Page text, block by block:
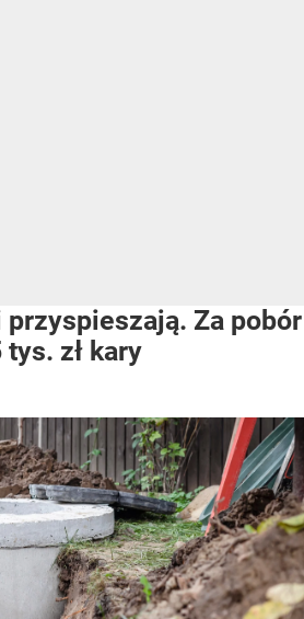
Za pobór
zł kary